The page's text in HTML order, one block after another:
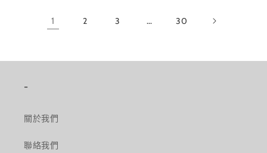
1 2 3 … 30
-
關於我們
聯絡我們